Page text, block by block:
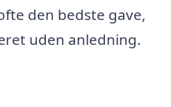
den bedste gave,
uden anledning.